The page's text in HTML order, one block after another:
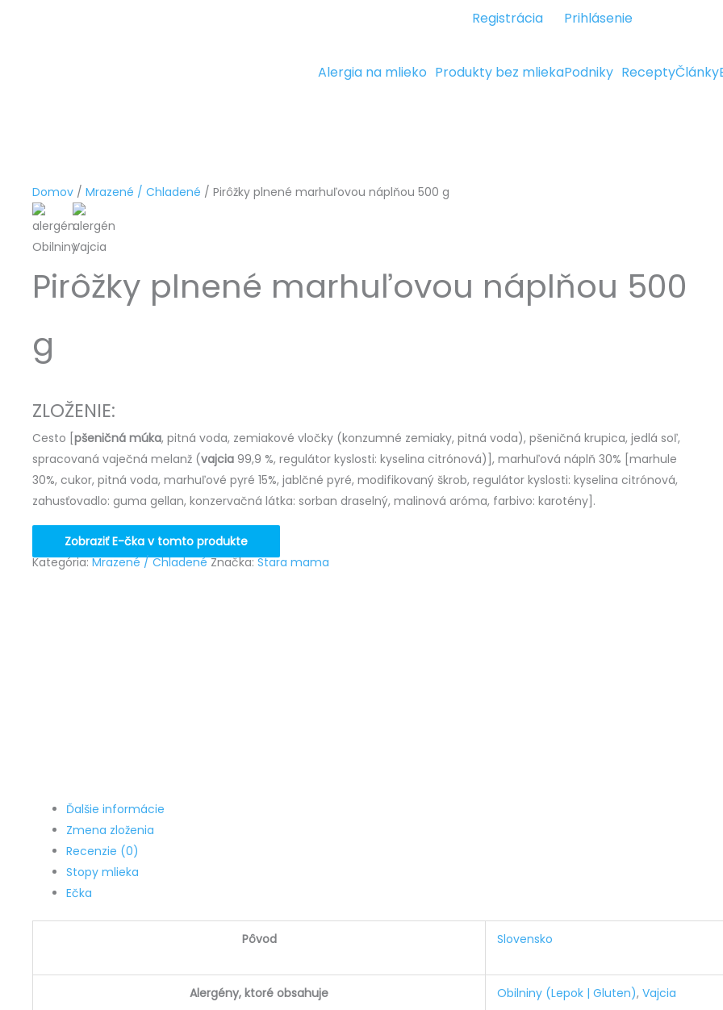
Registrácia Prihlásenie
Alergia na mlieko Produkty bez mliekaPodniky ReceptyČlánky
Domov / Mrazené / Chladené / Pirôžky plnené marhuľovou náplňou 500 g
Pirôžky plnené marhuľovou náplňou 500
g
ZLOŽENIE:
Cesto [pšeničná múka, pitná voda, zemiakové vločky (konzumné zemiaky, pitná voda), pšeničná krupica, jedlá soľ,
spracovaná vaječná melanž (vajcia 99,9 %, regulátor kyslosti: kyselina citrónová)], marhuľová náplň 30% [marhule
30%, cukor, pitná voda, marhuľové pyré 15%, jablčné pyré, modifikovaný škrob, regulátor kyslosti: kyselina citrónová,
zahusťovadlo: guma gellan, konzervačná látka: sorban draselný, malinová aróma, farbivo: karotény].
Zobraziť E-čka v tomto produkte
Kategória:Mrazené / Chladené Značka:Stara mama
Ďalšie informácie
Zmena zloženia
Recenzie (0)
Stopy mlieka
Ečka
Pôvod Slovensko
Alergény, ktoré obsahuje Obilniny (Lepok | Gluten), Vajcia